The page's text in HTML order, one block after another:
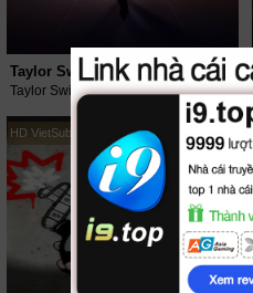
Taylor Swift: Chương Kết của một Kỷ Nguyên
Taylor Swift: The End of an Era (2025)
HD VietSub